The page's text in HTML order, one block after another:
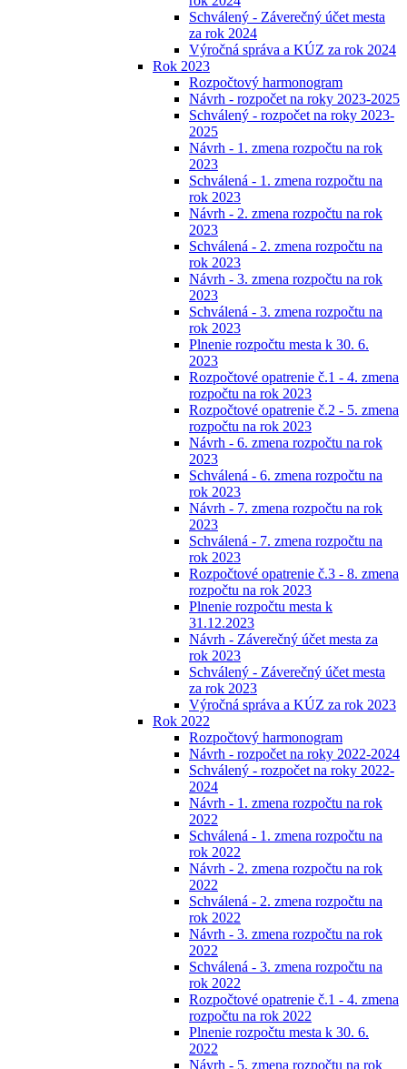
Schválený - Záverečný účet mesta
za rok 2024
Výročná správa a KÚZ za rok 2024
Rok 2023
Rozpočtový harmonogram
Návrh - rozpočet na roky 2023-2025
Schválený - rozpočet na roky 2023-
2025
Návrh - 1. zmena rozpočtu na rok
2023
Schválená - 1. zmena rozpočtu na
rok 2023
Návrh - 2. zmena rozpočtu na rok
2023
Schválená - 2. zmena rozpočtu na
rok 2023
Návrh - 3. zmena rozpočtu na rok
2023
Schválená - 3. zmena rozpočtu na
rok 2023
Plnenie rozpočtu mesta k 30. 6.
2023
Rozpočtové opatrenie č.1 - 4. zmena
rozpočtu na rok 2023
Rozpočtové opatrenie č.2 - 5. zmena
rozpočtu na rok 2023
Návrh - 6. zmena rozpočtu na rok
2023
Schválená - 6. zmena rozpočtu na
rok 2023
Návrh - 7. zmena rozpočtu na rok
2023
Schválená - 7. zmena rozpočtu na
rok 2023
Rozpočtové opatrenie č.3 - 8. zmena
rozpočtu na rok 2023
Plnenie rozpočtu mesta k
31.12.2023
Návrh - Záverečný účet mesta za
rok 2023
Schválený - Záverečný účet mesta
za rok 2023
Výročná správa a KÚZ za rok 2023
Rok 2022
Rozpočtový harmonogram
Návrh - rozpočet na roky 2022-2024
Schválený - rozpočet na roky 2022-
2024
Návrh - 1. zmena rozpočtu na rok
2022
Schválená - 1. zmena rozpočtu na
rok 2022
Návrh - 2. zmena rozpočtu na rok
2022
Schválená - 2. zmena rozpočtu na
rok 2022
Návrh - 3. zmena rozpočtu na rok
2022
Schválená - 3. zmena rozpočtu na
rok 2022
Rozpočtové opatrenie č.1 - 4. zmena
rozpočtu na rok 2022
Plnenie rozpočtu mesta k 30. 6.
2022
Návrh - 5. zmena rozpočtu na rok